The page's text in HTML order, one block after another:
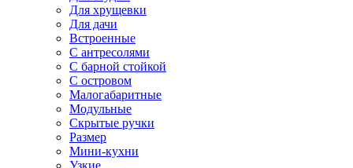
Для хрущевки
Для дачи
Встроенные
С антресолями
С барной стойкой
С островом
Малогабаритные
Модульные
Скрытые ручки
Размер
Мини-кухни
Узкие